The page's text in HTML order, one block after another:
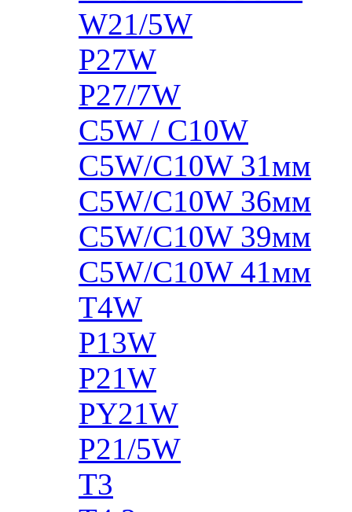
W21/5W
P27W
P27/7W
C5W / C10W
C5W/C10W 31мм
C5W/C10W 36мм
C5W/C10W 39мм
C5W/C10W 41мм
T4W
P13W
P21W
PY21W
P21/5W
T3